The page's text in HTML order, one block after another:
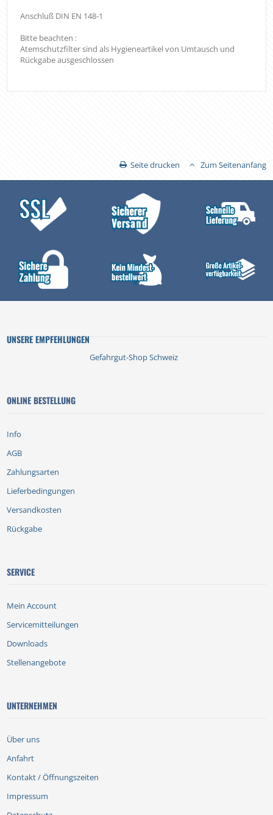
Anschluß DIN EN 148-1
Bitte beachten :
Atemschutzfilter sind als Hygieneartikel von Umtausch und
Rückgabe ausgeschlossen
Seite drucken Zum Seitenanfang
UNSERE EMPFEHLUNGEN
Gefahrgut-Shop Schweiz
ONLINE BESTELLUNG
Info
AGB
Zahlungsarten
Lieferbedingungen
Versandkosten
Rückgabe
SERVICE
Mein Account
Servicemitteilungen
Downloads
Stellenangebote
UNTERNEHMEN
Über uns
Anfahrt
Kontakt / Öffnungszeiten
Impressum